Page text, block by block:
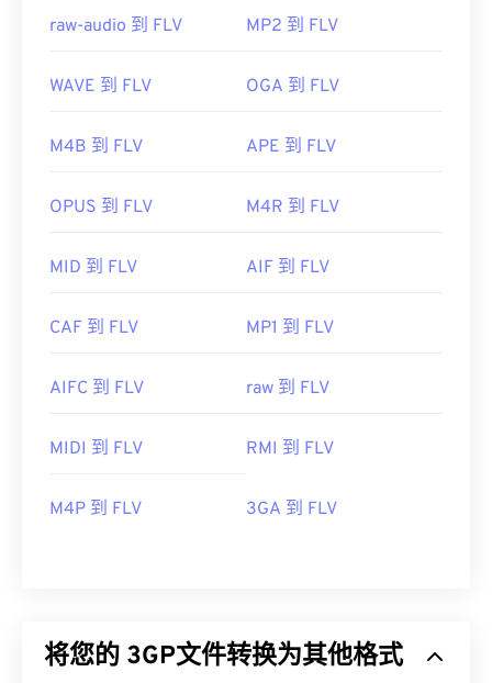
raw-audio 到 FLV MP2 到 FLV
WAVE 到 FLV OGA 到 FLV
M4B 到 FLV APE 到 FLV
OPUS 到 FLV M4R 到 FLV
MID 到 FLV AIF 到 FLV
CAF 到 FLV MP1 到 FLV
AIFC 到 FLV raw 到 FLV
MIDI 到 FLV RMI 到 FLV
M4P 到 FLV 3GA 到 FLV
将您的 3GP文件转换为其他格式